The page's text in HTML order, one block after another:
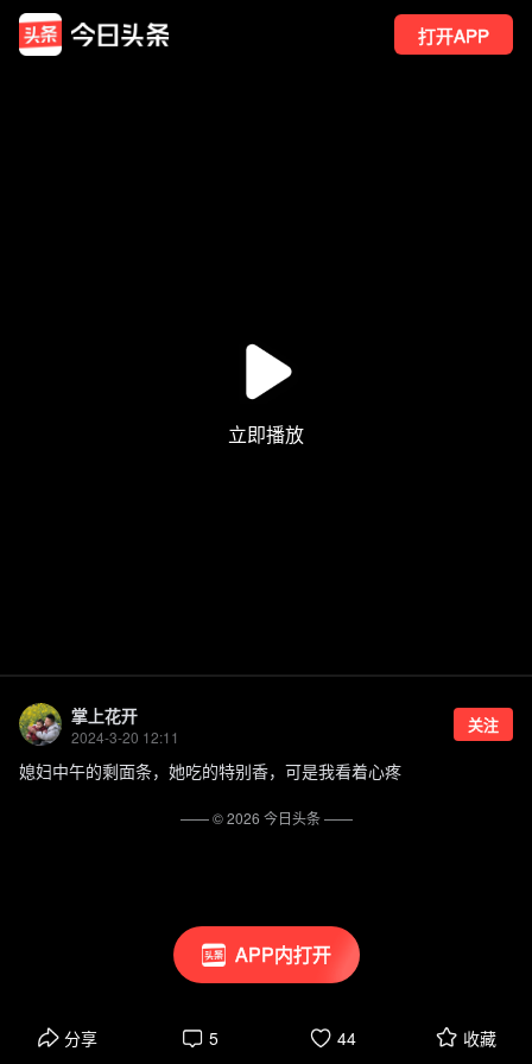
打开APP
APP内打开
掌上花开
2024-3-20 12:11
关注
媳妇中午的剩面条，她吃的特别香，可是我看着心疼
分享 5 44 收藏
—— ©2026 今日头条——